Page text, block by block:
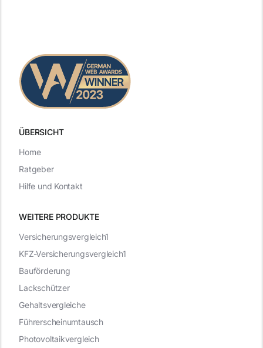
ÜBERSICHT
WEITERE PRODUKTE
Versicherungsvergleich1
KFZ-Versicherungsvergleich1
Bauförderung
Lackschützer
Gehaltsvergleiche
Führerscheinumtausch
Photovoltaikvergleich
Home
Ratgeber
Hilfe und Kontakt